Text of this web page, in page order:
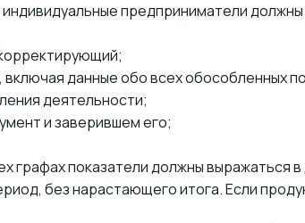
предприниматели должны
включая данные обо всех обособленных
деятельности;
и заверившем его;
графах показатели должны выражаться
без нарастающего итога. Если